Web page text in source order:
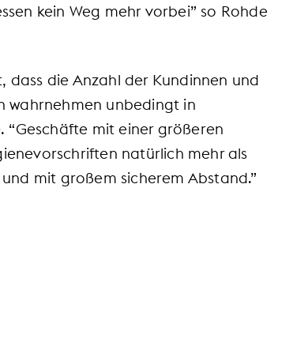
kein Weg mehr vorbei” so Rohde
die Anzahl der Kundinnen und
wahrnehmen unbedingt in
mit einer größeren
natürlich mehr als
mit großem sicherem Abstand.”